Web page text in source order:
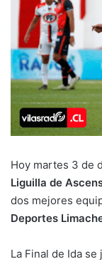
Hoy martes 3 de
Liguilla de
dos mejores
Deportes
La Final de Ida